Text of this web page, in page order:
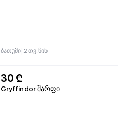
ბათუმი 2 თვ. წინ
30 ₾
Gryffindor შარფი